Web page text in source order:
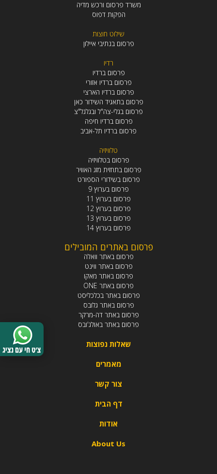
משרד פרסום ורכש מדיה
הפקות דפוס
שילוט חוצות
פרסום בנתיבי איילון
רדיו
פרסום ברדיו
פרסום ברדיו אזורי
פרסום ברדיו הארצי
פרסום בתאגיד השידור כאן
פרסום בגלי-צה"ל ובגלגל"צ
פרסום ברדיו חיפה
פרסום ברדיו תל-אביב
טלוויזיה
פרסום בטלוויזיה
פרסום בתחזית מזג האוויר
פרסום בשידורי הספורט
פרסום בערוץ 9
פרסום בערוץ 11
פרסום בערוץ 12
פרסום בערוץ 13
פרסום בערוץ 14
פרסום באתרים המובילים
פרסום באתר וואלה
פרסום באתר ווינט
פרסום באתר מאקו
פרסום באתר ONE
פרסום באתר בכלכליסט
פרסום באתר גלובס
פרסום באתר דה-מרקר
פרסום באתר באולג'ובס
שאלות נפוצות
מאמרים
צור קשר
דף הבית
אודות
About Us